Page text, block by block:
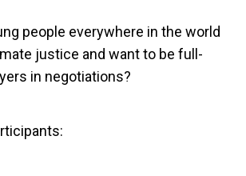
people everywhere in the world
justice and want to be full-
in negotiations?